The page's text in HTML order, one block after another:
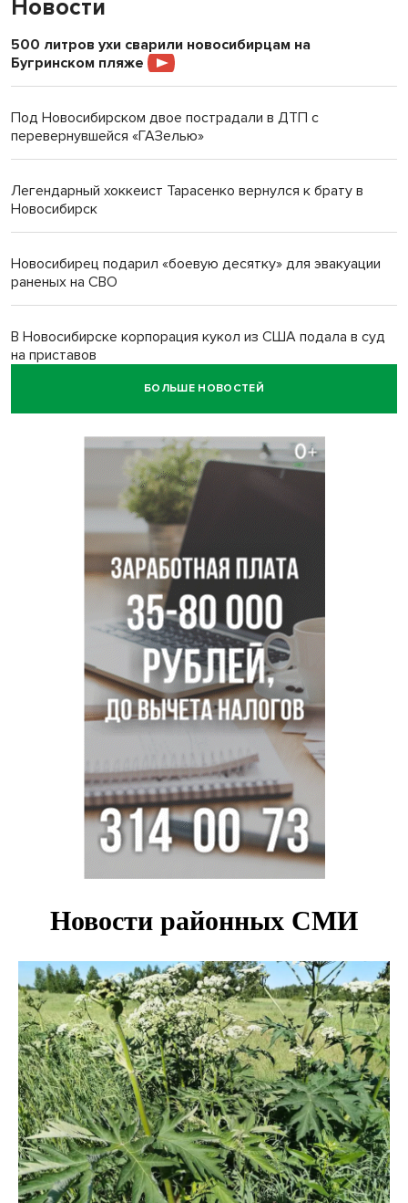
Новости
500 литров ухи сварили новосибирцам на
Бугринском пляже
Под Новосибирском двое пострадали в ДТП с
перевернувшейся «ГАЗелью»
Легендарный хоккеист Тарасенко вернулся к брату в
Новосибирск
Новосибирец подарил «боевую десятку» для эвакуации
раненых на СВО
В Новосибирске корпорация кукол из США подала в суд
на приставов
БОЛЬШЕ НОВОСТЕЙ